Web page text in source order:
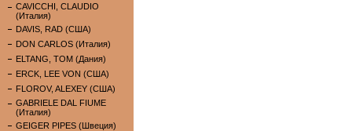
CAVICCHI, CLAUDIO
(Италия)
DAVIS, RAD (США)
DON CARLOS (Италия)
ELTANG, TOM (Дания)
ERCK, LEE VON (США)
FLOROV, ALEXEY (США)
GABRIELE DAL FIUME
(Италия)
GEIGER PIPES (Швеция)